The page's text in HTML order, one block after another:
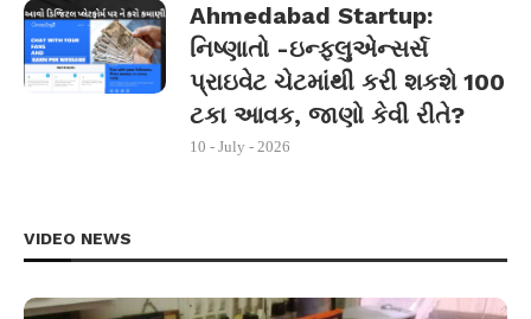
Ahmedabad Startup:
નિષ્ણાતો -ઇન્ફ્લુએન્સર્સ
પ્રાઇવેટ ચેટમાંથી કરી શકશે 100
ટકા આવક, જાણો કેવી રીતે?
10 - July - 2026
VIDEO NEWS